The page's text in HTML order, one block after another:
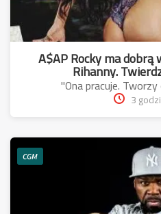
A$AP Rocky ma
Rihanny.
"Ona pracuje.
3
CGM